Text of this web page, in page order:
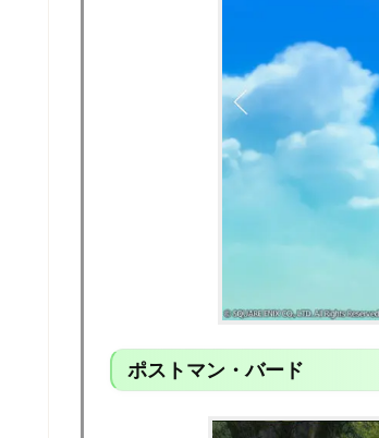
ポストマン・バード